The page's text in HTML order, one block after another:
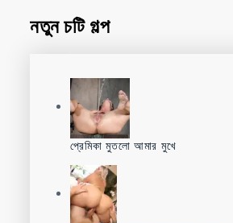
নতুন চটি গল্প
প্রেমিকা মুতলো আমার মুখে